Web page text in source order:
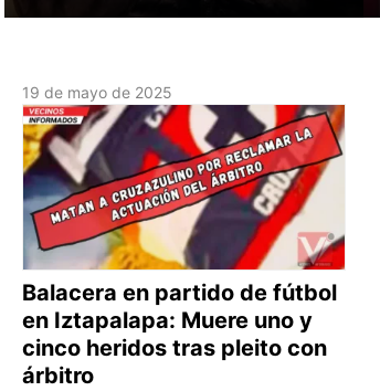
19 de mayo de 2025
Balacera en partido de fútbol
en Iztapalapa: Muere uno y
cinco heridos tras pleito con
árbitro